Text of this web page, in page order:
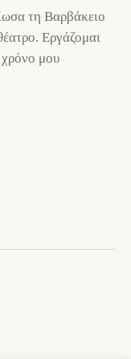
τη Βαρβάκειο
Εργάζομαι
χρόνο μου